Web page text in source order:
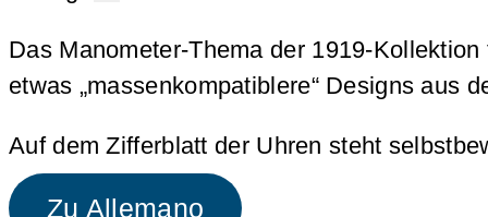
Das Manometer-Thema der 1919-
etwas „massenkompatiblere“ Designs aus
Auf dem Zifferblatt der Uhren steht
Zu Allemano